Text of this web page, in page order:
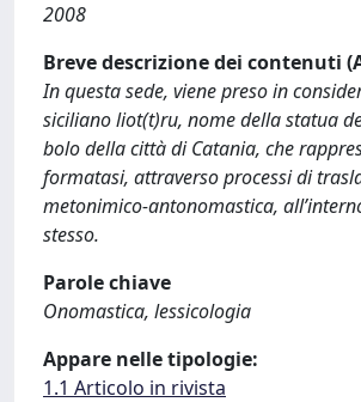
2008
Breve descrizione dei contenuti
In questa sede, viene preso in
siciliano liot(t)ru, nome della statua
bolo della città di Catania, che
formatasi, attraverso processi di
metonimico-antonomastica,
stesso.
Parole chiave
Onomastica, lessicologia
Appare nelle tipologie:
1.1 Articolo in rivista